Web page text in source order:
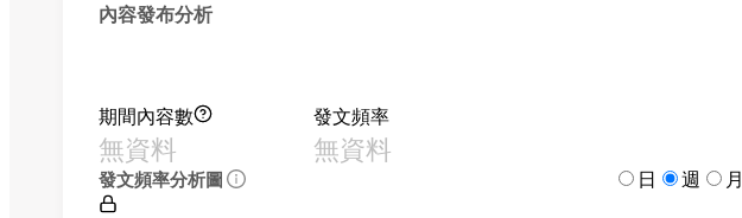
內容發布分析
期間內容數
無資料
發文頻率
無資料
發文頻率分析圖 日 週 月